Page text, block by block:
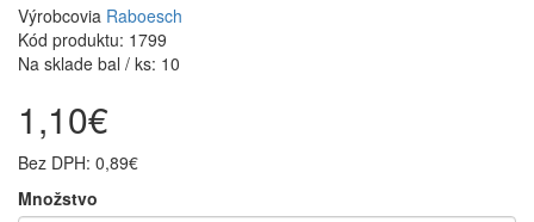
Výrobcovia Raboesch
Kód produktu: 1799
Na sklade bal / ks: 10
1,10€
Bez DPH: 0,89€
Množstvo